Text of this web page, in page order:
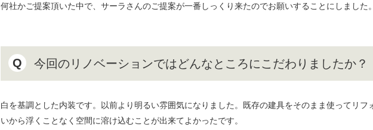
何社かご提案頂いた中で、サーラさんのご提案が一番しっくり来たのでお願いすることにしました。
Q 今回のリノベーションではどんなところにこだわりましたか？
白を基調とした内装です。以前より明るい雰囲気になりました。既存の建具をそのまま使ってリフ
いから浮くことなく空間に溶け込むことが出来てよかったです。